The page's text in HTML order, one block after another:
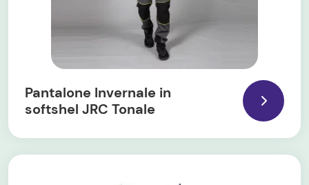
Pantalone Invernale in
softshel JRC Tonale